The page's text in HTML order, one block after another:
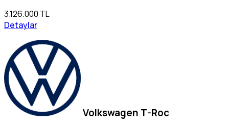
3.126.000 TL
Detaylar
Volkswagen T-Roc